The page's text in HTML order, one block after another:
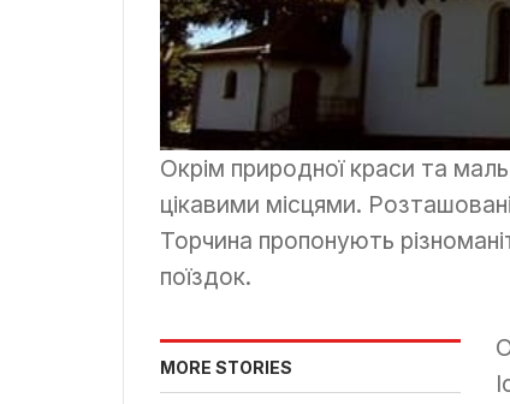
Окрім природної краси та
цікавими місцями.
Торчина пропонують
поїздок.
MORE STORIES